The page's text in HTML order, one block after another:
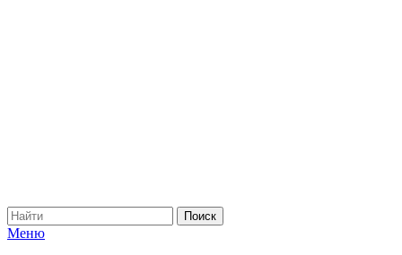
Меню